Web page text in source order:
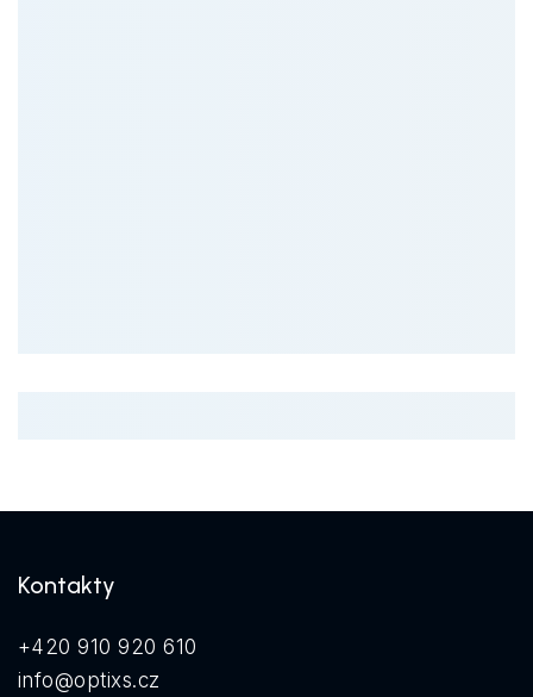
Kontakty
+420 910 920 610
info@optixs.cz